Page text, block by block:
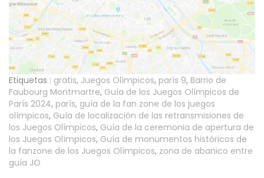
Etiquetas : gratis, Juegos Olímpicos, parís 9, Barrio de
Faubourg Montmartre, Guía de los Juegos Olímpicos de
París 2024, parís, guía de la fan zone de los juegos
olímpicos, Guía de localización de las retransmisiones de
los Juegos Olímpicos, Guía de la ceremonia de apertura de
los Juegos Olímpicos, Guía de monumentos históricos de
la fanzone de los Juegos Olímpicos, zona de abanico entre
guía JO